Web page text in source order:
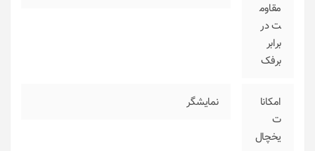
مقاوم
ت در
برابر
برفک
امکانا
ت
یخچال
نمایشگر